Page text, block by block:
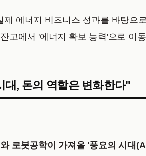
에너지 비즈니스 성과를 바탕
고에서 '에너지 확보 능력'으로 이
대, 돈의 역할은 변화한다"
로봇공학이 가져올 '풍요의 시